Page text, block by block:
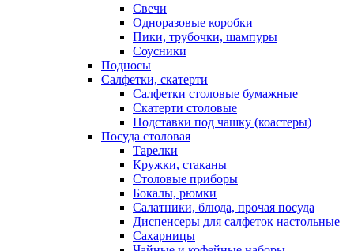
Свечи
Одноразовые коробки
Пики, трубочки, шампуры
Соусники
Подносы
Салфетки, скатерти
Салфетки столовые бумажные
Скатерти столовые
Подставки под чашку (коастеры)
Посуда столовая
Тарелки
Кружки, стаканы
Столовые приборы
Бокалы, рюмки
Салатники, блюда, прочая посуда
Диспенсеры для салфеток настольные
Сахарницы